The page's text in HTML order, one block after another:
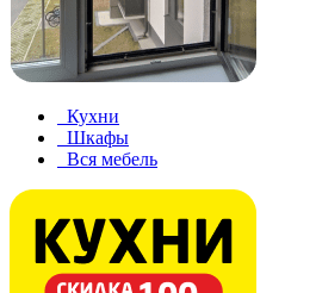
Кухни
Шкафы
Вся мебель